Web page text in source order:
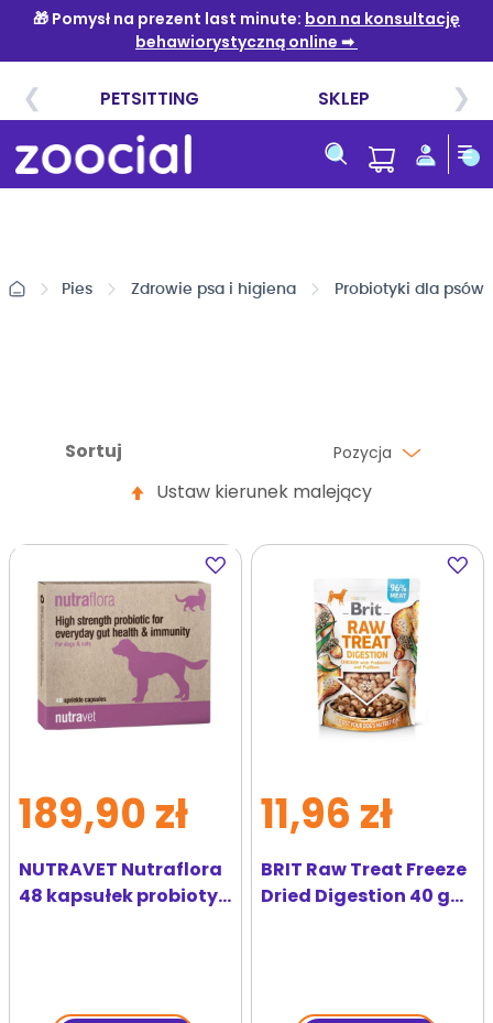
do
treści
Pies Zdrowie psa i higiena Probiotyki dla psów
Sortuj Pozycja
Ustaw kierunek malejący
Dodaj
do
ulubionych
NUTRAVET Nutraflora
48 kapsułek probiotyk
189,90 zł
Dodaj
do
BRIT Raw Treat Freeze
Dried Digestion 40 g
11,96 zł